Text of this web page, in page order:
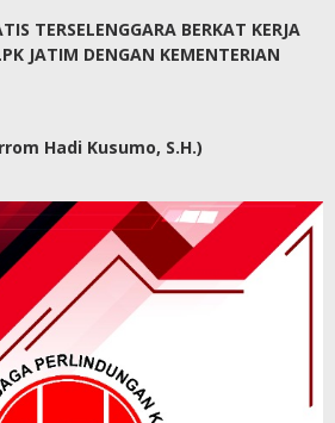
TERSELENGGARA BERKAT KERJA
JATIM DENGAN KEMENTERIAN
Hadi Kusumo, S.H.)